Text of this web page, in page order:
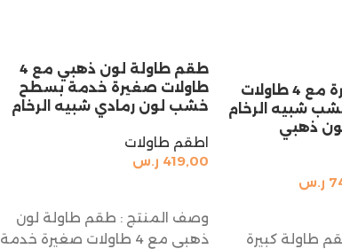
طقم طاولة كبيرة مع 4 طاولات
شبيه الرخام
ذهبي
ر.س
طاولة كبيرة
طقم طاولة لون ذهبي مع 4
طاولات صغيرة خدمة بسطح
خشب لون رمادي شبيه الرخام
اطقم طاولات
419,00 ر.س
وصف المنتج : طقم طاولة لون
ذهبي مع 4 طاولات صغيرة خدمة